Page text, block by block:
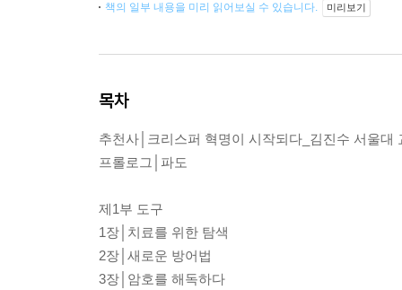
책의 일부 내용을 미리 읽어보실 수 있습니다. 미리보기
목차
추천사│크리스퍼 혁명이 시작되다_김진수 서울대
프롤로그│파도
제1부 도구
1장│치료를 위한 탐색
2장│새로운 방어법
3장│암호를 해독하다